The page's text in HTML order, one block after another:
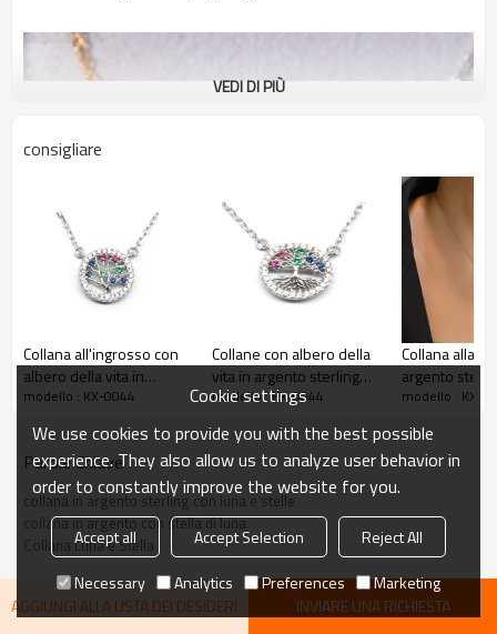
Articolo n.:
KX-0044
Peso
2,1 g
Quantità minima
4
VEDI DI PIÙ
consigliare
Collana all'ingrosso con
albero della vita in
argento 925 | Collana in
donna
modello : KX-0044
Collane con albero della
vita in argento sterling
925 | Collane eleganti e
modello : KX-0044
Collana alla
argento
Collana con
rivenditori
modello : KX-
Parole Chiave
collana in argento sterling con luna e stelle
collana in argento con stella di luna
Collana Luna e Stella
AGGIUNGI ALLA LISTA DEI DESIDERI INVIARE UNA RICHIESTA
Cookie settings
We use cookies to provide you with the best possible
experience. They also allow us to analyze user behavior in
order to constantly improve the website for you.
Accept all Accept Selection
Reject All
Necessary
Analytics Preferences Marketing